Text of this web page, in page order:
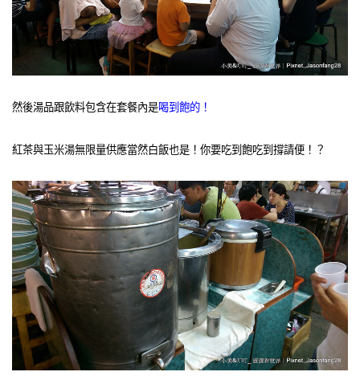
然後湯品跟飲料包含在套餐內是喝到飽的！
紅茶與玉米湯無限量供應當然白飯也是！你要吃到飽吃到撐請便！？